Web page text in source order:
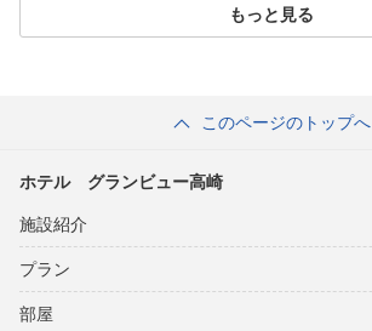
もっと見る
このページのトップへ
ホテル グランビュー高崎
施設紹介
プラン
部屋